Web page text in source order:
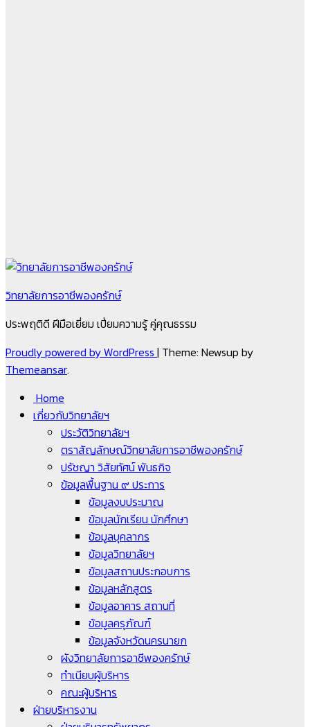
วิทยาลัยการอาชีพองครักษ์
ประพฤติดี ฝีมือเยี่ยม เปี่ยมความรู้ คู่คุณธรรม
Proudly powered by WordPress | Theme: Newsup by
Themeansar.
Home
เกี่ยวกับวิทยาลัยฯ
ประวัติวิทยาลัยฯ
ตราสัญลักษณ์วิทยาลัยการอาชีพองครักษ์
ปรัชญา วิสัยทัศน์ พันธกิจ
ข้อมูลพื้นฐาน ๙ ประการ
ข้อมูลงบประมาณ
ข้อมูลนักเรียน นักศึกษา
ข้อมูลบุคลากร
ข้อมูลวิทยาลัยฯ
ข้อมูลสถานประกอบการ
ข้อมูลหลักสูตร
ข้อมูลอาคาร สถานที่
ข้อมูลครุภัณฑ์
ข้อมูลจังหวัดนครนายก
ผังวิทยาลัยการอาชีพองครักษ์
ทำเนียบผู้บริหาร
คณะผู้บริหาร
ฝ่ายบริหารงาน